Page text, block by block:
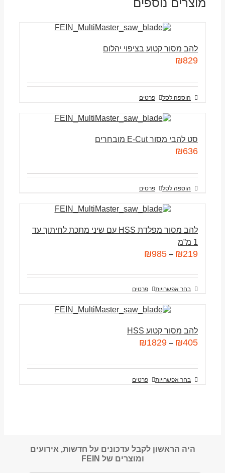
מוצרים נוספים
להב מסור קטוע בציפוי יהלום
₪829
הוספה לסל פרטים
סט להבי מסור E-Cut מובחרים
₪636
הוספה לסל פרטים
להב מסור מפלדת HSS עם שיני מתכת לחיתוך עד
1 מ”מ
₪219
–
₪985
בחר אפשרויות פרטים
להב מסור קטוע HSS
₪405
–
₪1829
בחר אפשרויות פרטים
היה הראשון לקבל עדכונים על חדשות, אירועים
ומוצרים של FEIN